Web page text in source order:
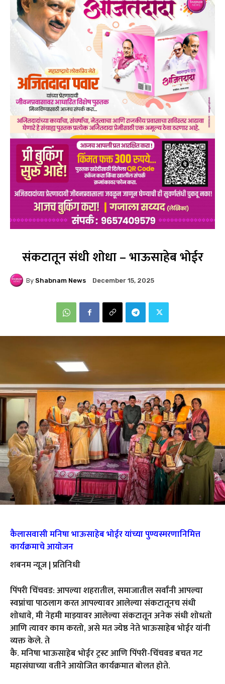
संकटातून संधी शोधा – भाऊसाहेब भोईर
By Shabnam News December 15, 2025
कैलासवासी मनिषा भाऊसाहेब भोईर यांच्या पुण्यस्मरणानिमित्त
कार्यक्रमाचे आयोजन
शबनम न्यूज | प्रतिनिधी
पिंपरी चिंचवड: आपल्या शहरातील, समाजातील सर्वांनी आपल्या
स्वप्नांचा पाठलाग करत आपल्यावर आलेल्या संकटातूनच संधी
शोधावे, मी नेहमी माझ्यावर आलेल्या संकटातून अनेक संधी शोधतो
आणि त्यावर काम करतो, असे मत ज्येष्ठ नेते भाऊसाहेब भोईर यांनी
व्यक्त केले. ते
कै. मनिषा भाऊसाहेब भोईर ट्रस्ट आणि पिंपरी-चिंचवड बचत गट
महासंघाच्या वतीने आयोजित कार्यक्रमात बोलत होते.